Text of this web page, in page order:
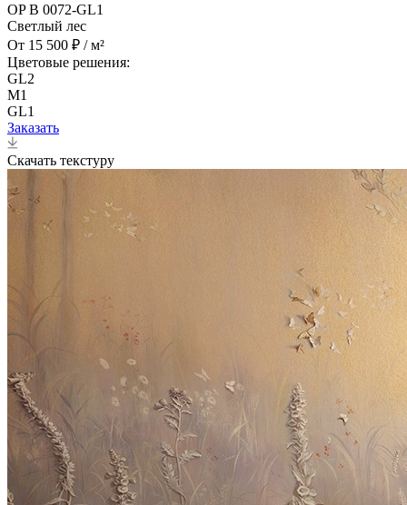
OP B 0072-GL1
Светлый лес
От 15 500 ₽ / м²
Цветовые решения:
GL2
M1
GL1
Заказать
Скачать текстуру